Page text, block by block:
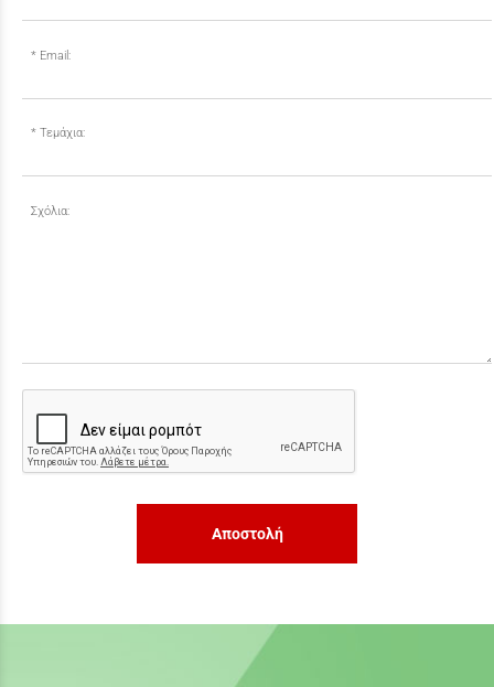
Email:
Τεμάχια:
Σχόλια:
Αποστολή